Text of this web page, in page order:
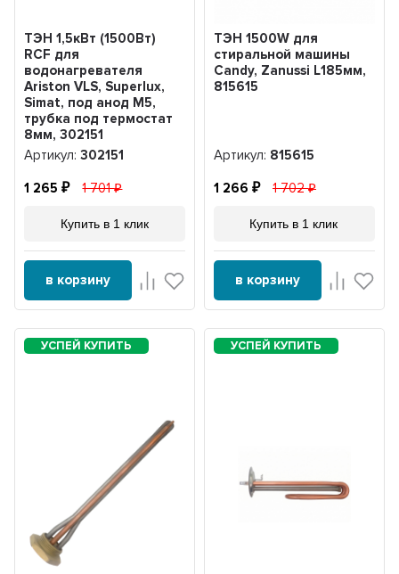
ТЭН 1,5кВт (1500Вт)
RCF для
водонагревателя
Ariston VLS, Superlux,
Simat, под анод М5,
трубка под термостат
8мм, 302151
Артикул:302151
1 265 1 701
Купить в 1 клик
в корзину
ТЭН 1500W для
стиральной машины
Candy, Zanussi L185мм,
815615
Артикул: 815615
1 266 1 702
Купить в 1 клик
в корзину